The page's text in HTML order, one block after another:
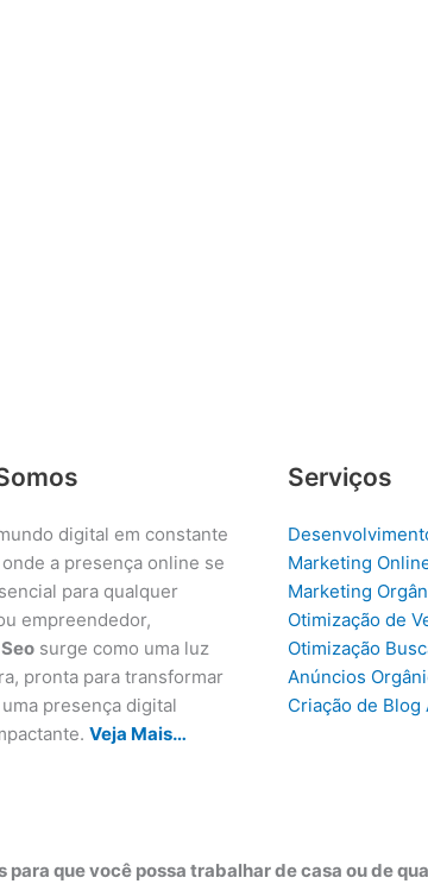
digital em constante
a presença online se
para qualquer
empreendedor,
surge como uma luz
pronta para transformar
presença digital
Veja Mais…
Serviços
Marketing
Marketing
Otimização de
Otimização
Anúncios
Criação de Blog
que você possa trabalhar de casa ou de